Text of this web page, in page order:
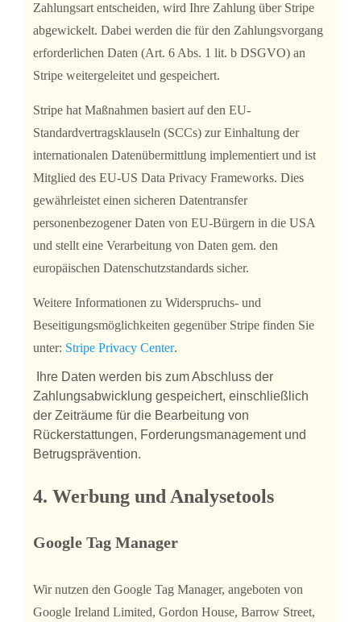
Zahlungsart entscheiden, wird Ihre Zahlung über Stripe
abgewickelt. Dabei werden die für den Zahlungsvorgang
erforderlichen Daten (Art. 6 Abs. 1 lit. b DSGVO) an
Stripe weitergeleitet und gespeichert.
Stripe hat Maßnahmen basiert auf den EU-
Standardvertragsklauseln (SCCs) zur Einhaltung der
internationalen Datenübermittlung implementiert und ist
Mitglied des EU-US Data Privacy Frameworks. Dies
gewährleistet einen sicheren Datentransfer
personenbezogener Daten von EU-Bürgern in die USA
und stellt eine Verarbeitung von Daten gem. den
europäischen Datenschutzstandards sicher.
Weitere Informationen zu Widerspruchs- und
Beseitigungsmöglichkeiten gegenüber Stripe finden Sie
unter: Stripe Privacy Center.
Ihre Daten werden bis zum Abschluss der
Zahlungsabwicklung gespeichert, einschließlich
der Zeiträume für die Bearbeitung von
Rückerstattungen, Forderungsmanagement und
Betrugsprävention.
4. Werbung und Analysetools
Google Tag Manager
Wir nutzen den Google Tag Manager, angeboten von
Google Ireland Limited, Gordon House, Barrow Street,